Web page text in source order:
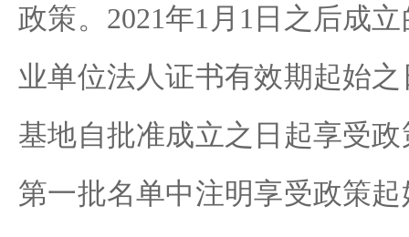
政策。2021年1月1日之后成
业单位法人证书有效期起始
基地自批准成立之日起享受
第一批名单中注明享受政策